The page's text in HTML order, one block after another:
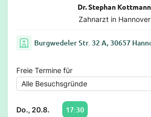
Dr. Stephan Kottmann
Zahnarzt in Hannover
Burgwedeler Str. 32 A, 30657
Freie Termine für
Do., 20.8. 17:30